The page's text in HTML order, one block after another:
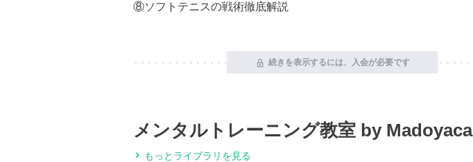
⑧ソフトテニスの戦術徹底解説
続きを表示するには、入会が必要です
メンタルトレーニング教室 by Madoyaca
もっとライブラリを見る